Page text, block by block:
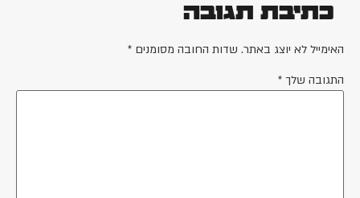
כתיבת תגובה
לא יוצג באתר. שדות החובה מסומנים*
שלך *